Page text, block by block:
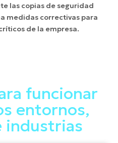
las copias de seguridad
medidas correctivas para
de la empresa.
funcionar
entornos,
industrias